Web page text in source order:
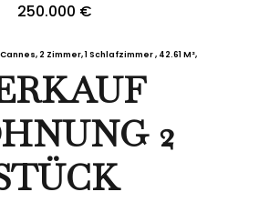
250.000 €
2 Zimmer, 1 Schlafzimmer , 42.61 M²,
2